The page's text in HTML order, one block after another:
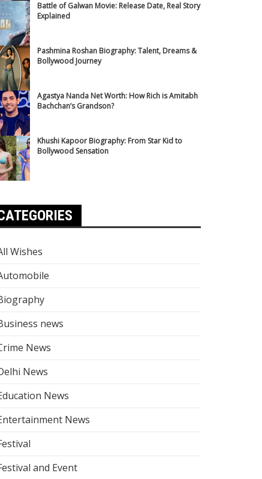
Battle of Galwan Movie: Release Date, Real Story
Explained
Pashmina Roshan Biography: Talent, Dreams &
Bollywood Journey
Agastya Nanda Net Worth: How Rich is Amitabh
Bachchan’s Grandson?
Khushi Kapoor Biography: From Star Kid to
Bollywood Sensation
Wishes
news
News
News
News
News
and Event